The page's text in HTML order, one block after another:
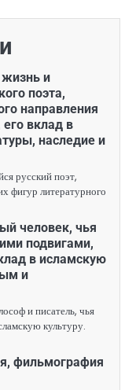
и
поэта,
направления
его вклад в
наследие и
русский поэт,
фигур литературного
человек, чья
подвигами,
в исламскую
и
и писатель, чья
культуру.
фильмография